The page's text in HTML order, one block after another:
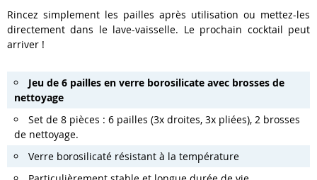
Rincez simplement les pailles après utilisation ou mettez-les
directement dans le lave-vaisselle. Le prochain cocktail peut
arriver !
Jeu de 6 pailles en verre borosilicate avec brosses de
nettoyage
Set de 8 pièces : 6 pailles (3x droites, 3x pliées), 2 brosses
de nettoyage.
Verre borosilicaté résistant à la température